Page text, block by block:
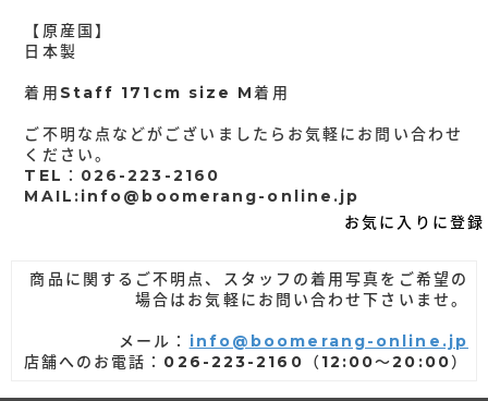
商品に関するご不明点、スタッフの着用写真をご希望の
場合はお気軽にお問い合わせ下さいませ。
メール： info@boomerang-online.jp
店舗へのお電話：026-223-2160（12:00～20:00）
【原産国】
日本製
着用Staff 171cm size M着用
ご不明な点などがございましたらお気軽にお問い合わせ
ください。
TEL：026-223-2160
MAIL:info@boomerang-online.jp
お気に入りに登録